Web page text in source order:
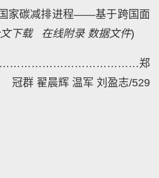
家碳减排进程——基于跨国面
下载 在线附录 数据文件)
郑
冠群 翟晨辉 温军 刘盈志/529